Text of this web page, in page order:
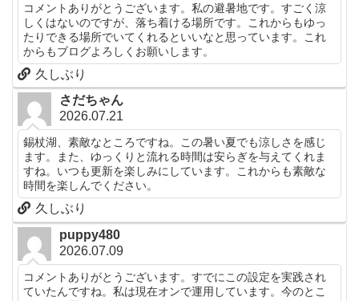
コメントありがとうございます。私の避暑地です。すごく涼
しくはないのですが、落ち着ける場所です。これからもゆっ
たりできる場所でいてくれるといいなと思っています。これ
からもブログよろしくお願いします。
久しぶり
さだちゃん
2026.07.21
錫杖湖、素敵なところですね。この暑い夏でも涼しさを感じ
ます。また、ゆっくりと流れる時間は安らぎを与えてくれま
すね。いつも更新を楽しみにしています。これからも素敵な
時間を楽しんでください。
久しぶり
puppy480
2026.07.09
コメントありがとうございます。すでにこの設定を実践され
ていたんですね。私は現在オンで運用しています。今のとこ